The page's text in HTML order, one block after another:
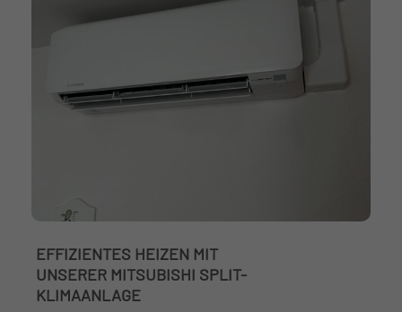
EFFIZIENTES HEIZEN MIT
UNSERER MITSUBISHI SPLIT-
KLIMAANLAGE